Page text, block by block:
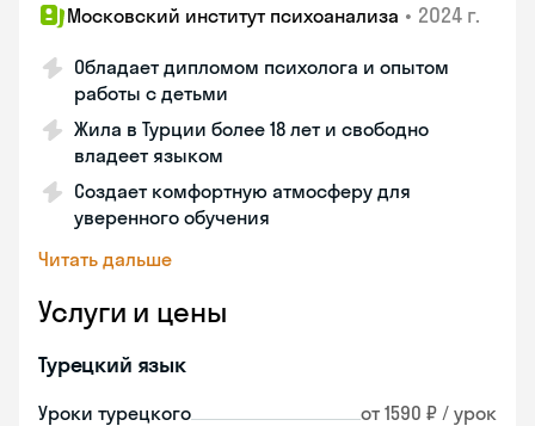
Московский институт психоанализа • 2024 г.
Обладает дипломом психолога и опытом
работы с детьми
Жила в Турции более 18 лет и свободно
владеет языком
Создает комфортную атмосферу для
уверенного обучения
Читать дальше
Услуги и цены
Турецкий язык
Уроки турецкого от 1590 ₽ / урок